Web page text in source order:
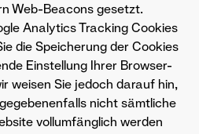
Web-Beacons gesetzt.
Analytics Tracking Cookies
die Speicherung der Cookies
Einstellung Ihrer Browser-
weisen Sie jedoch darauf hin,
nicht sämtliche
vollumfänglich werden